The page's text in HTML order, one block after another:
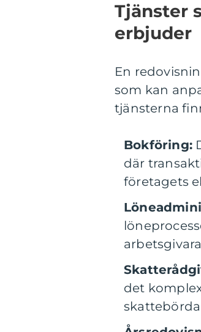
Tjänster
erbjuder
En
som kan
tjänsterna
Bokföring:
där
företagets
det